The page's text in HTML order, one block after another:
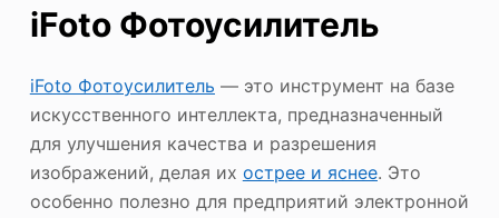
iFoto Фотоусилитель
iFoto Фотоусилитель — это инструмент на базе
искусственного интеллекта, предназначенный
для улучшения качества и разрешения
изображений, делая их острее и яснее. Это
особенно полезно для предприятий электронной